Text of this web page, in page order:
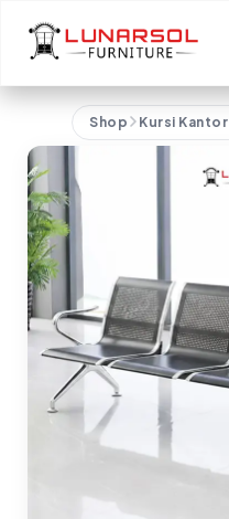
Shop Kursi Kantor